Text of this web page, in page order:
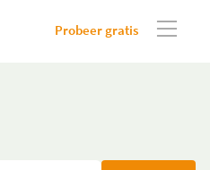
Probeer gratis